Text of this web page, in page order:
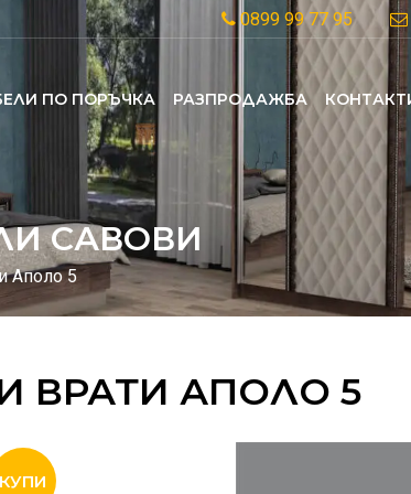
0899 99 77 95
ПО ПОРЪЧКА РАЗПРОДАЖБА
САВОВИ
Аполо 5
ВРАТИ АПОЛО 5